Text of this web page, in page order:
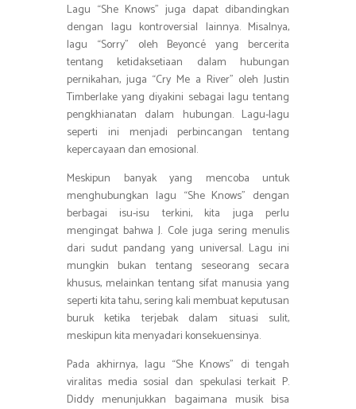
Lagu “She Knows” juga dapat dibandingkan
dengan lagu kontroversial lainnya. Misalnya,
lagu “Sorry” oleh Beyoncé yang bercerita
tentang ketidaksetiaan dalam hubungan
pernikahan, juga “Cry Me a River” oleh Justin
Timberlake yang diyakini sebagai lagu tentang
pengkhianatan dalam hubungan. Lagu-lagu
seperti ini menjadi perbincangan tentang
kepercayaan dan emosional.
Meskipun banyak yang mencoba untuk
menghubungkan lagu “She Knows” dengan
berbagai isu-isu terkini, kita juga perlu
mengingat bahwa J. Cole juga sering menulis
dari sudut pandang yang universal. Lagu ini
mungkin bukan tentang seseorang secara
khusus, melainkan tentang sifat manusia yang
seperti kita tahu, sering kali membuat keputusan
buruk ketika terjebak dalam situasi sulit,
meskipun kita menyadari konsekuensinya.
Pada akhirnya, lagu “She Knows” di tengah
viralitas media sosial dan spekulasi terkait P.
Diddy menunjukkan bagaimana musik bisa